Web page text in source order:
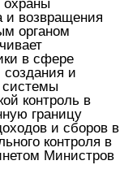
охраны
и возвращения
органом
в сфере
создания и
системы
контроль в
границу
и сборов в
контроля в
Министров